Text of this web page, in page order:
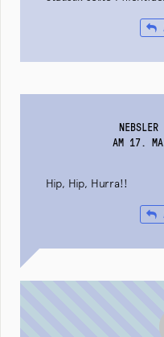
NEBSLER
AM 17.
Hip, Hip, Hurra!!